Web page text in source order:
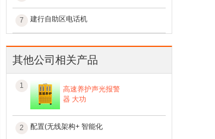
7 建行自助区电话机
其他公司相关产品
1
高速养护声光报警
器 大功
2 配置(无线架构+ 智能化